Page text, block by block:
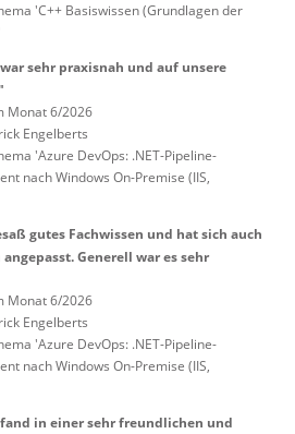
'C++ Basiswissen (Grundlagen der
sehr praxisnah und auf unsere
Monat 6/2026
Engelberts
'Azure DevOps: .NET-Pipeline-
nach Windows On-Premise (IIS,
gutes Fachwissen und hat sich auch
Generell war es sehr
Monat 6/2026
Engelberts
'Azure DevOps: .NET-Pipeline-
nach Windows On-Premise (IIS,
in einer sehr freundlichen und